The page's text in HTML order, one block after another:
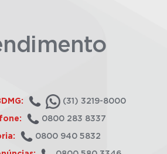
(31) 3219-8000
0800 283 8337
0800 940 5832